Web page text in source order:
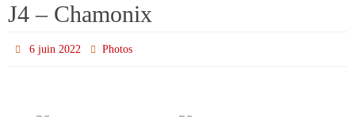
J4 – Chamonix
6 juin 2022 Photos